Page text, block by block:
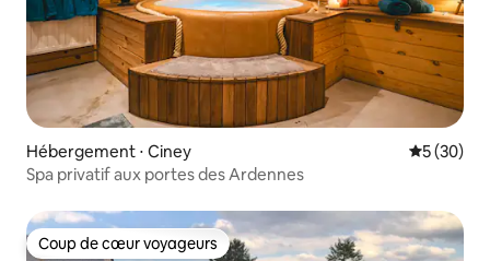
Hébergement ⋅ Ciney
5 (30)
Spa privatif aux portes des Ardennes
Coup de cœur voyageurs
Coup de cœur voyageurs